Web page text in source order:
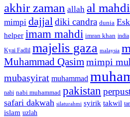
akhir zaman allah al mahdi
mimpi dajjal diki candra dunia
helper imam mahdi imran khan india
Kyai Fadlil majelis gaza malaysia
Muhammad Qasim mimpi
mubasyirat muhammad
nabi nabi muhammad pakistan
safari dakwah silaturahmi syirik takwil
islam uzlah